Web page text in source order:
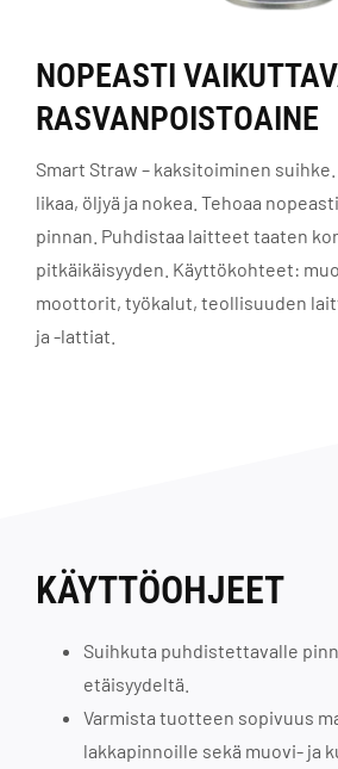
NOPEASTI
RASVANPOISTOAINE
Smart Straw – kaksitoiminen
likaa, öljyä ja nokea. Tehoaa
pinnan. Puhdistaa laitteet taaten
pitkäikäisyyden. Käyttökohteet:
moottorit, työkalut, teollisuuden
ja -lattiat.
KÄYTTÖOHJEET
Suihkuta puhdistettavalle
etäisyydeltä.
Varmista tuotteen sopivuus
lakkapinnoille sekä muovi- ja